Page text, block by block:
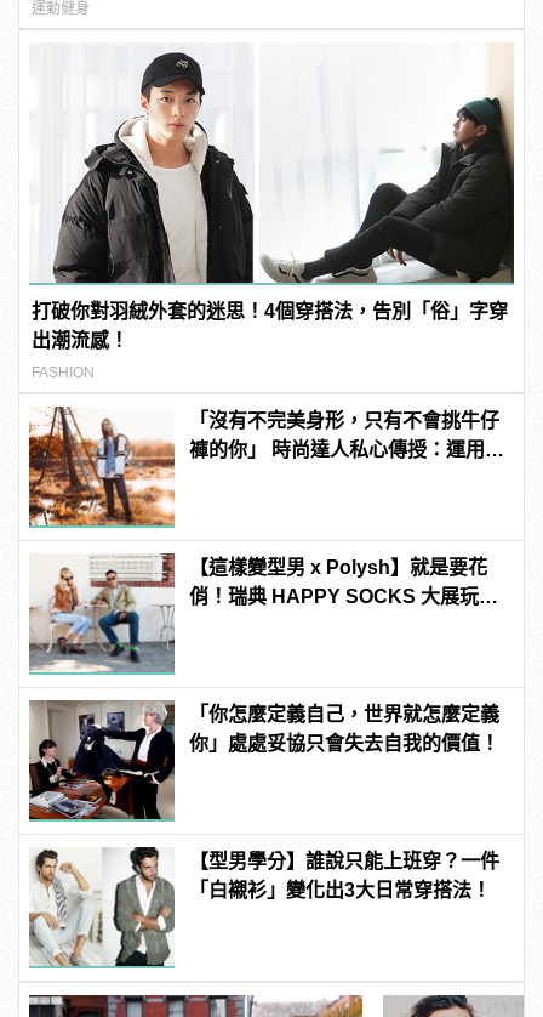
運動健身
打破你對羽絨外套的迷思！4個穿搭法，告別「俗」字穿
出潮流感！
FASHION
「沒有不完美身形，只有不會挑牛仔
褲的你」 時尚達人私心傳授：運用
【這樣變型男 x Polysh】就是要花
俏！瑞典 HAPPY SOCKS 大展玩心
「你怎麼定義自己，世界就怎麼定義
你」處處妥協只會失去自我的價值！
【型男學分】誰說只能上班穿？一件
「白襯衫」變化出3大日常穿搭法！